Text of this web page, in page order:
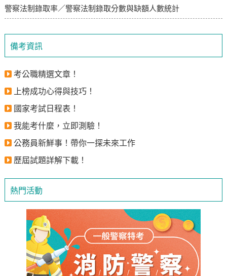
備考資訊
考公職精選文章！
上榜成功心得與技巧！
國家考試日程表！
我能考什麼，立即測驗！
公務員新鮮事！帶你一探未來工作
歷屆試題詳解下載！
熱門活動
警察法制錄取率／警察法制錄取分數與缺額人數統計